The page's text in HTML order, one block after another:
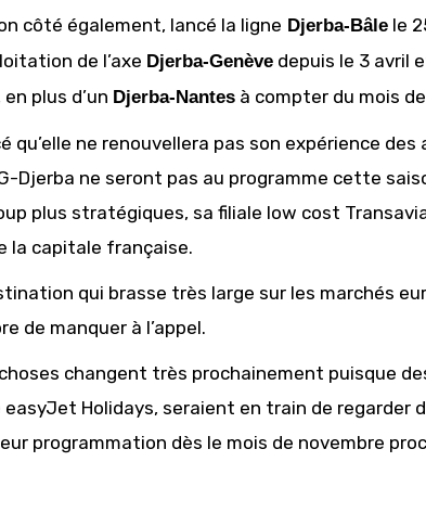
côté également, lancé la ligne Djerba-Bâle le
de l’axe Djerba-Genève depuis le 3 avril
en plus d’un Djerba-Nantes à compter du mois
qu’elle ne renouvellera pas son expérience des
Djerba ne seront pas au programme cette
plus stratégiques, sa filiale low cost
la capitale française.
qui brasse très large sur les marchés
de manquer à l’appel.
changent très prochainement puisque
Holidays, seraient en train de regarder
programmation dès le mois de novembre